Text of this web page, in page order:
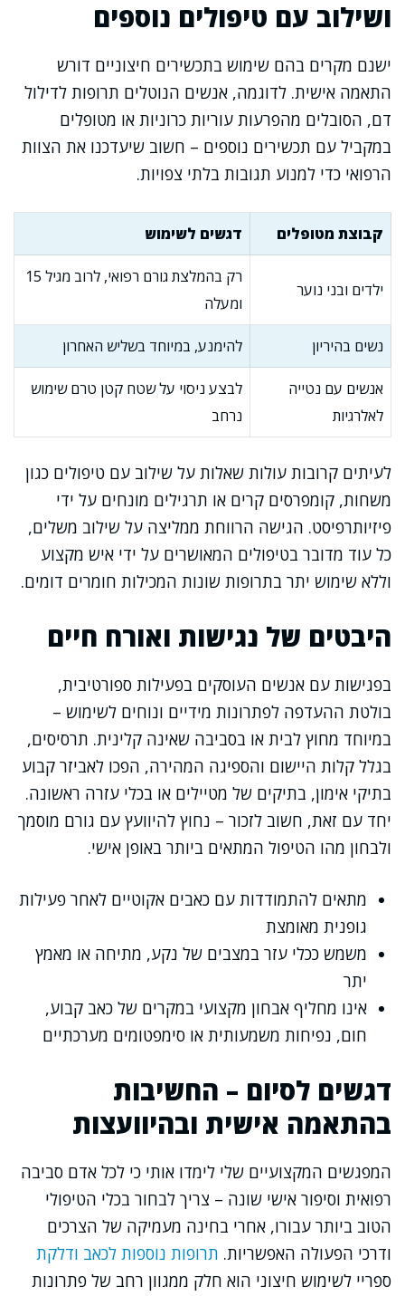
ושילוב עם טיפולים נוספים
ישנם מקרים בהם שימוש בתכשירים חיצוניים דורש
התאמה אישית. לדוגמה, אנשים הנוטלים תרופות לדילול
דם, הסובלים מהפרעות עוריות כרוניות או מטופלים
במקביל עם תכשירים נוספים – חשוב שיעדכנו את הצוות
הרפואי כדי למנוע תגובות בלתי צפויות.
קבוצת מטופלים דגשים לשימוש
ילדים ובני נוער
רק בהמלצת גורם רפואי, לרוב מגיל 15
ומעלה
נשים בהיריון להימנע, במיוחד בשליש האחרון
אנשים עם נטייה
לאלרגיות
לבצע ניסוי על שטח קטן טרם שימוש
נרחב
לעיתים קרובות עולות שאלות על שילוב עם טיפולים כגון
משחות, קומפרסים קרים או תרגילים מונחים על ידי
פיזיותרפיסט. הגישה הרווחת ממליצה על שילוב משלים,
כל עוד מדובר בטיפולים המאושרים על ידי איש מקצוע
וללא שימוש יתר בתרופות שונות המכילות חומרים דומים.
היבטים של נגישות ואורח חיים
בפגישות עם אנשים העוסקים בפעילות ספורטיבית,
בולטת ההעדפה לפתרונות מידיים ונוחים לשימוש –
במיוחד מחוץ לבית או בסביבה שאינה קלינית. תרסיסים,
בגלל קלות היישום והספיגה המהירה, הפכו לאביזר קבוע
בתיקי אימון, בתיקים של מטיילים או בכלי עזרה ראשונה.
יחד עם זאת, חשוב לזכור – נחוץ להיוועץ עם גורם מוסמך
ולבחון מהו הטיפול המתאים ביותר באופן אישי.
מתאים להתמודדות עם כאבים אקוטיים לאחר פעילות
גופנית מאומצת
משמש ככלי עזר במצבים של נקע, מתיחה או מאמץ
יתר
אינו מחליף אבחון מקצועי במקרים של כאב קבוע,
חום, נפיחות משמעותית או סימפטומים מערכתיים
דגשים לסיום – החשיבות
בהתאמה אישית ובהיוועצות
המפגשים המקצועיים שלי לימדו אותי כי לכל אדם סביבה
רפואית וסיפור אישי שונה – צריך לבחור בכלי הטיפולי
הטוב ביותר עבורו, אחרי בחינה מעמיקה של הצרכים
ודרכי הפעולה האפשריות. תרופות נוספות לכאב ודלקת
ספריי לשימוש חיצוני הוא חלק ממגוון רחב של פתרונות